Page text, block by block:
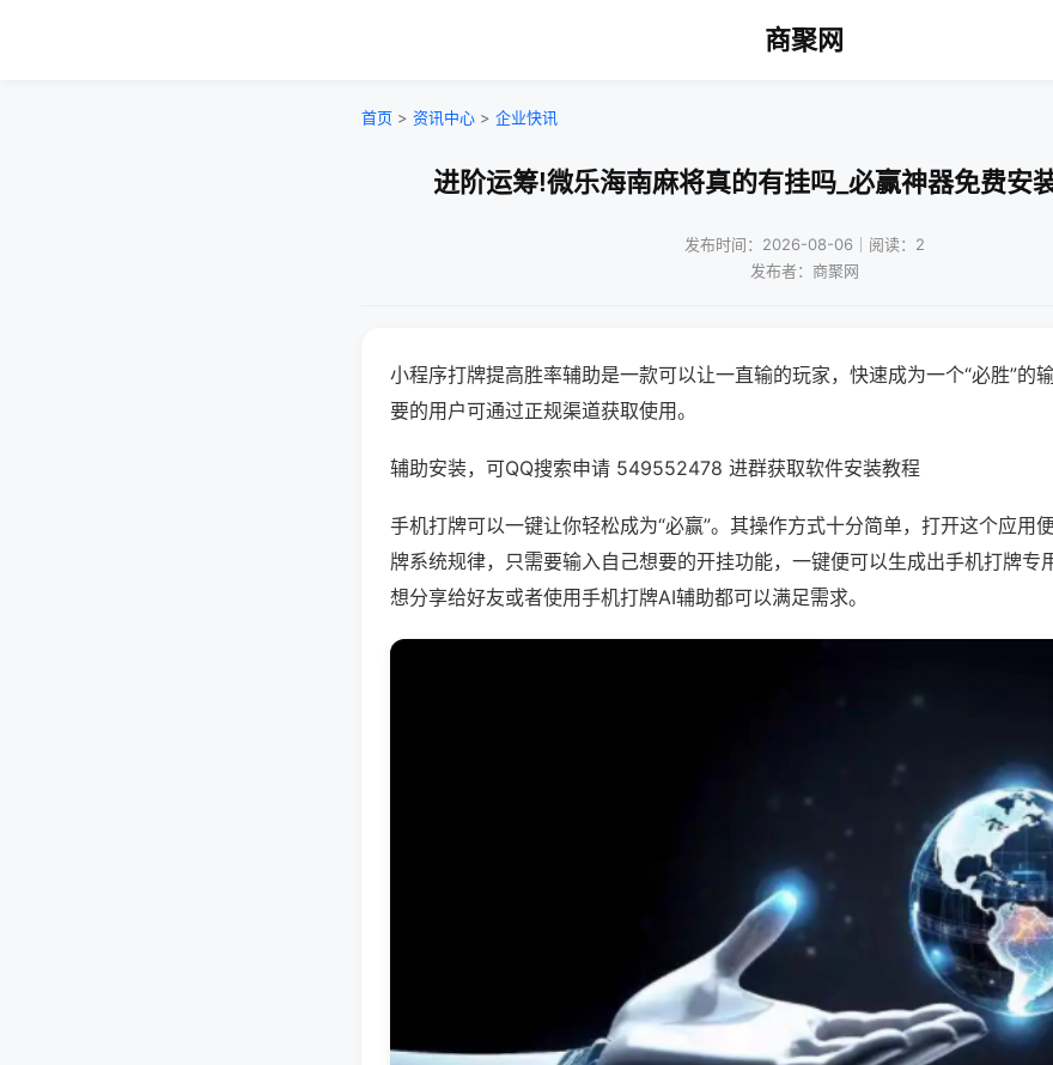
商聚网
首页 > 资讯中心 > 企业快讯
进阶运筹!微乐海南麻将真的有挂吗_必赢神器免费安
发布时间：2026-08-06｜阅读：2
发布者：商聚网
小程序打牌提高胜率辅助是一款可以让一直输的玩家，快速成为一个“必胜”的
要的用户可通过正规渠道获取使用。
辅助安装，可QQ搜索申请 549552478 进群获取软件安装教程
手机打牌可以一键让你轻松成为“必赢”。其操作方式十分简单，打开这个应用
牌系统规律，只需要输入自己想要的开挂功能，一键便可以生成出手机打牌专
想分享给好友或者使用手机打牌AI辅助都可以满足需求。